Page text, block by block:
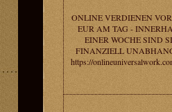
ONLINE VERDIENEN
EUR AM TAG -
EINER WOCHE SIND
FINANZIELL
https://